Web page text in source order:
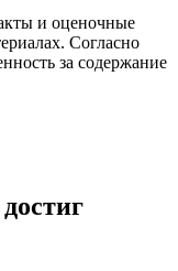
и оценочные
Согласно
за содержание